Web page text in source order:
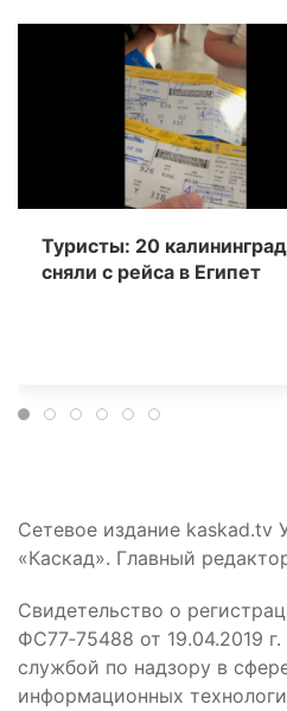
Туристы: 20
сняли с рейса в Египет
Сетевое издание
«Каскад». Главный
Свидетельство о
ФС77‑75488 от 19.04.2019
службой по надзору в
информационных